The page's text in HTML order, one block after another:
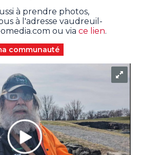
à prendre photos,
à l'adresse vaudreuil-
ou viace lien.
communauté